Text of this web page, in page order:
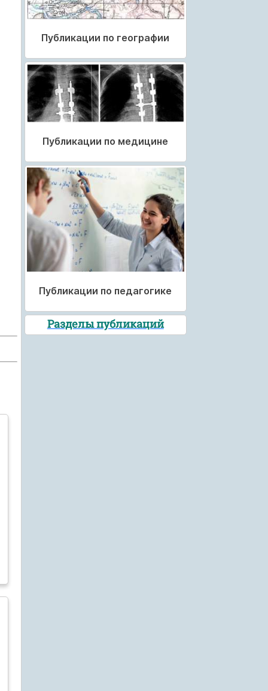
Публикации по географии
Публикации по медицине
Публикации по педагогике
Разделы публикаций